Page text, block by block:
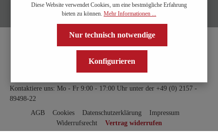
Kontaktiere uns: Mo - Fr 9:00 - 17:00 Uhr unter der +49 (0) 2157 -
89498-22
AGB
Cookies Datenschutzerklärung
Impressum
Widerrufsrecht
Vertrag widerrufen
Diese Website verwendet Cookies, um eine bestmögliche Erfahrung
bieten zu können. Mehr Informationen ...
Nur technisch notwendige
Konfigurieren